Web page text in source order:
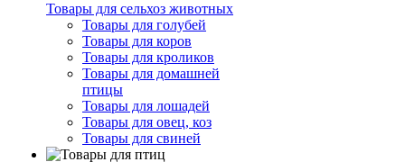
Товары для сельхоз животных
Товары для голубей
Товары для коров
Товары для кроликов
Товары для домашней
птицы
Товары для лошадей
Товары для овец, коз
Товары для свиней